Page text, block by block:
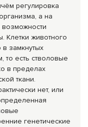
регулировка
а на
Клетки животного
в замкнутых
то есть стволовые
в пределах
ткани.
нет, или
генетические